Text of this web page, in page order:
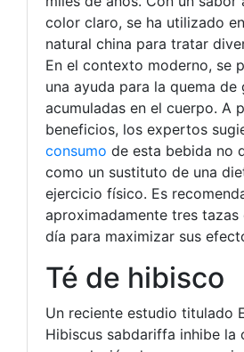
color claro, se ha utilizado
natural china para tratar
En el contexto moderno, se
una ayuda para la quema de
acumuladas en el cuerpo. A
beneficios, los expertos
consumo de esta bebida no
como un sustituto de una
ejercicio físico. Es
aproximadamente tres
día para maximizar sus
Té de hibisco
Un reciente estudio titulado
Hibiscus sabdariffa inhibe la